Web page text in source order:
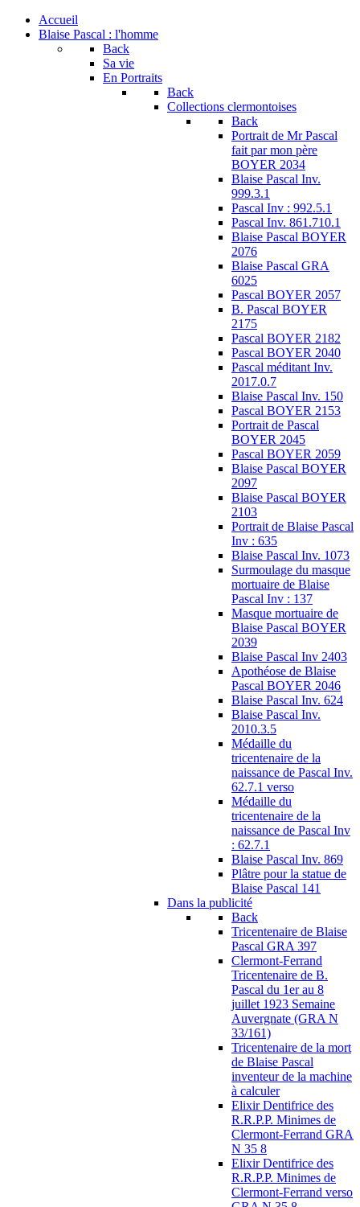
Accueil
Blaise Pascal : l'homme
Back
Sa vie
En Portraits
Back
Collections clermontoises
Back
Portrait de Mr Pascal
fait par mon père
BOYER 2034
Blaise Pascal Inv.
999.3.1
Pascal Inv : 992.5.1
Pascal Inv. 861.710.1
Blaise Pascal BOYER
2076
Blaise Pascal GRA
6025
Pascal BOYER 2057
B. Pascal BOYER
2175
Pascal BOYER 2182
Pascal BOYER 2040
Pascal méditant Inv.
2017.0.7
Blaise Pascal Inv. 150
Pascal BOYER 2153
Portrait de Pascal
BOYER 2045
Pascal BOYER 2059
Blaise Pascal BOYER
2097
Blaise Pascal BOYER
2103
Portrait de Blaise Pascal
Inv : 635
Blaise Pascal Inv. 1073
Surmoulage du masque
mortuaire de Blaise
Pascal Inv : 137
Masque mortuaire de
Blaise Pascal BOYER
2039
Blaise Pascal Inv 2403
Apothéose de Blaise
Pascal BOYER 2046
Blaise Pascal Inv. 624
Blaise Pascal Inv.
2010.3.5
Médaille du
tricentenaire de la
naissance de Pascal Inv.
62.7.1 verso
Médaille du
tricentenaire de la
naissance de Pascal Inv
: 62.7.1
Blaise Pascal Inv. 869
Plâtre pour la statue de
Blaise Pascal 141
Dans la publicité
Back
Tricentenaire de Blaise
Pascal GRA 397
Clermont-Ferrand
Tricentenaire de B.
Pascal du 1er au 8
juillet 1923 Semaine
Auvergnate (GRA N
33/161)
Tricentenaire de la mort
de Blaise Pascal
inventeur de la machine
à calculer
Elixir Dentifrice des
R.R.P.P. Minimes de
Clermont-Ferrand GRA
N 35 8
Elixir Dentifrice des
R.R.P.P. Minimes de
Clermont-Ferrand verso